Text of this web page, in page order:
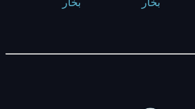
بخار بخار